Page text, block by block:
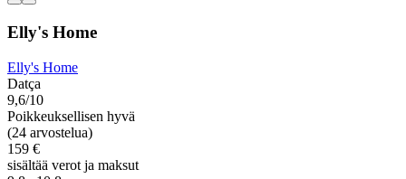
Elly's Home
Elly's Home
Datça
9,6/10
Poikkeuksellisen hyvä
(24 arvostelua)
159 €
sisältää verot ja maksut